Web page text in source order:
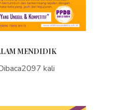
MENDIDIK
kali